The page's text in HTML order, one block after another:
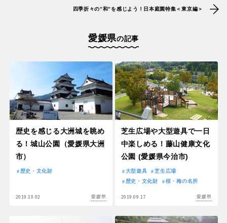
四季折々の”和”を感じよう！日本庭園特集＜東京編＞
愛媛県の記事
歴史を感じる大洲城を眺め
る！城山公園（愛媛県大洲
市）
歴史・文化財
2019.10.02 愛媛県
芝生広場や大型遊具で一日
中楽しめる！藤山健康文化
公園 (愛媛県今治市)
大型遊具
芝生広場
歴史・文化財
桜・梅の名所
2019.09.17 愛媛県